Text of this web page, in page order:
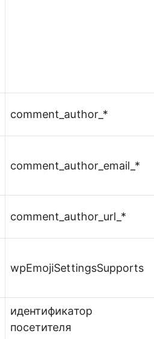
comment_author_*
comment_author_email_*
comment_author_url_*
wpEmojiSettingsSupports
идентификатор
посетителя